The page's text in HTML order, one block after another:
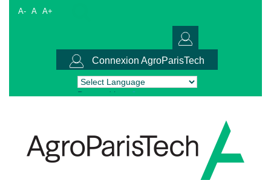
A- A A+
Connexion AgroParisTech
Powered by Translate